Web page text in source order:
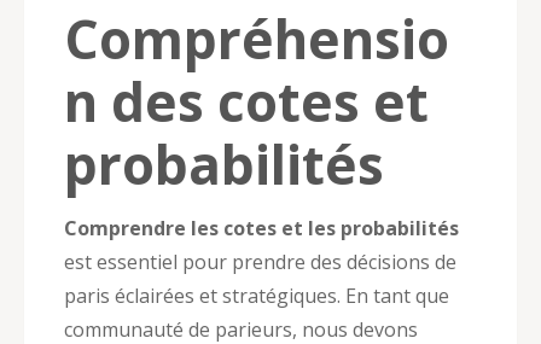
Compréhensio
n des cotes et
probabilités
Comprendre les cotes et les probabilités
est essentiel pour prendre des décisions de
paris éclairées et stratégiques. En tant que
communauté de parieurs, nous devons